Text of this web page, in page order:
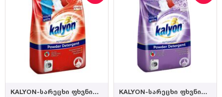
KALYON-სარეცხი ფხვნილი LOVELY 1.5 კგ. (12) KALYON-სარეცხი ფხვნილი ლავანდა და მაგნოლია 1.5 კგ. (12)